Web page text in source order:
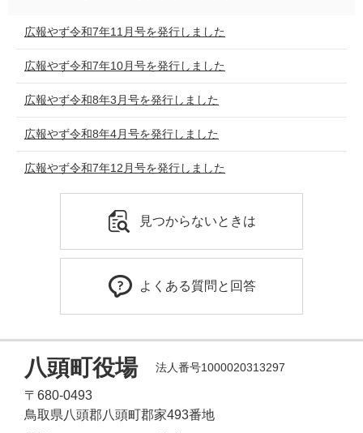
広報やず令和7年11月号を発行しました
広報やず令和7年10月号を発行しました
広報やず令和8年3月号を発行しました
広報やず令和8年4月号を発行しました
広報やず令和7年12月号を発行しました
見つからないときは
よくある質問と回答
八頭町役場 法人番号1000020313297
〒680-0493
鳥取県八頭郡八頭町郡家493番地